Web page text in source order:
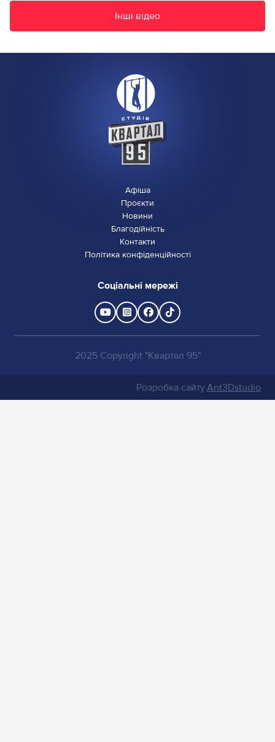
Інші відео
Афіша
Проєкти
Новини
Благодійність
Контакти
Політика конфіденційності
Соціальні мережі
2025 Copyright "Квартал 95"
Розробка сайтуAnt3Dstudio